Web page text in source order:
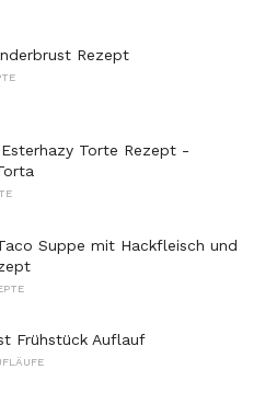
Rezept
Esterhazy Torte Rezept -
Suppe mit Hackfleisch und
Frühstück Auflauf